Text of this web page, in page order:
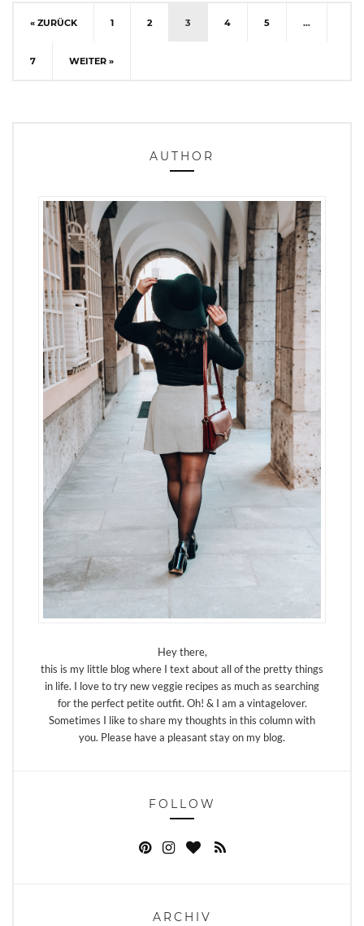
« ZURÜCK 1 2 3 4 5 …
7 WEITER »
AUTHOR
Hey there,
this is my little blog where I text about all of the pretty things
in life. I love to try new veggie recipes as much as searching
for the perfect petite outfit. Oh! & I am a vintagelover.
Sometimes I like to share my thoughts in this column with
you. Please have a pleasant stay on my blog.
FOLLOW
ARCHIV